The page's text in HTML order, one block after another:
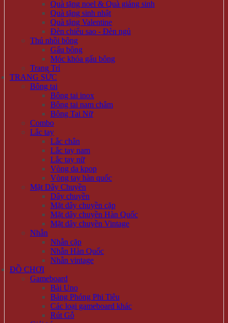
Quà tặng noel & Quà giáng sinh
Quà tặng sinh nhật
Quà tặng Valentine
Đèn chiếu sao - Đèn ngủ
Thú nhồi bông
Gấu bông
Móc khóa gấu bông
Trang Trí
TRANG SỨC
Bông tai
Bông tai inox
Bông tai nam châm
Bông Tai Nữ
Combo
Lắc tay
Lắc chân
Lắc tay nam
Lắc tay nữ
Vòng da kpop
Vòng tay hàn quốc
Mặt Dây Chuyền
Dây chuyền
Mặt dây chuyền cặp
Mặt dây chuyền Hàn Quốc
Mặt dây chuyền Vintage
Nhẫn
Nhẫn cặp
Nhẫn Hàn Quốc
Nhẫn vintage
ĐỒ CHƠI
Gameboard
Bài Uno
Bảng Phóng Phi Tiêu
Các loại gameboard khác
Rút Gỗ